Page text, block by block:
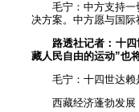
毛宁：中方支持
决方案。中方愿与国际
路透社记者：十
藏人民自由的运动”也
毛宁：十四世达赖
西藏经济蓬勃发展